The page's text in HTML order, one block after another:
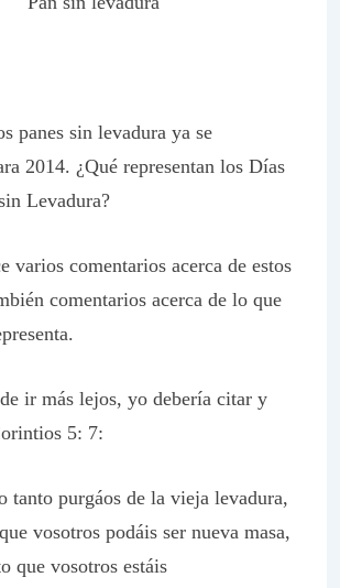
panes sin levadura ya se
2014. ¿Qué representan los Días
Levadura?
varios comentarios acerca de estos
comentarios acerca de lo que
ir más lejos, yo debería citar y
5: 7:
tanto purgáos de la vieja levadura,
vosotros podáis ser nueva masa,
que vosotros estáis